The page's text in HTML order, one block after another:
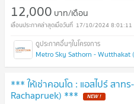
12,000 บาท/เดือน
17/10/2024 8:01:11
Metro Sky Sathorn - Wutthakat
*** ให้เช่าคอนโด : แอสไปร์ สา
Rachapruek) *** NEW !